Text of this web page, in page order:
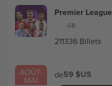
AOÛT-
MAI
Premier League
GB
211336 Billets
de59 $US